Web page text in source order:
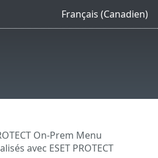
Français (Canadien)
On-Prem Menu
avec ESET PROTECT